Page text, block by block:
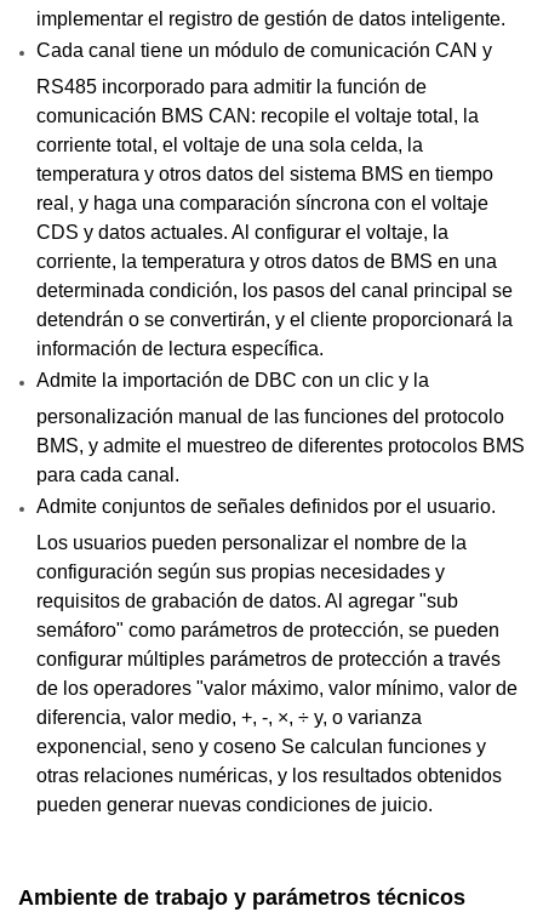
implementar el registro de gestión de datos inteligente.
Cada canal tiene un módulo de comunicación CAN y
RS485 incorporado para admitir la función de
comunicación BMS CAN: recopile el voltaje total, la
corriente total, el voltaje de una sola celda, la
temperatura y otros datos del sistema BMS en tiempo
real, y haga una comparación síncrona con el voltaje
CDS y datos actuales. Al configurar el voltaje, la
corriente, la temperatura y otros datos de BMS en una
determinada condición, los pasos del canal principal se
detendrán o se convertirán, y el cliente proporcionará la
información de lectura específica.
Admite la importación de DBC con un clic y la
personalización manual de las funciones del protocolo
BMS, y admite el muestreo de diferentes protocolos BMS
para cada canal.
Admite conjuntos de señales definidos por el usuario.
Los usuarios pueden personalizar el nombre de la
configuración según sus propias necesidades y
requisitos de grabación de datos. Al agregar "sub
semáforo" como parámetros de protección, se pueden
configurar múltiples parámetros de protección a través
de los operadores "valor máximo, valor mínimo, valor de
diferencia, valor medio, +, -, ×, ÷ y, o varianza
exponencial, seno y coseno Se calculan funciones y
otras relaciones numéricas, y los resultados obtenidos
pueden generar nuevas condiciones de juicio.
Ambiente de trabajo y parámetros técnicos